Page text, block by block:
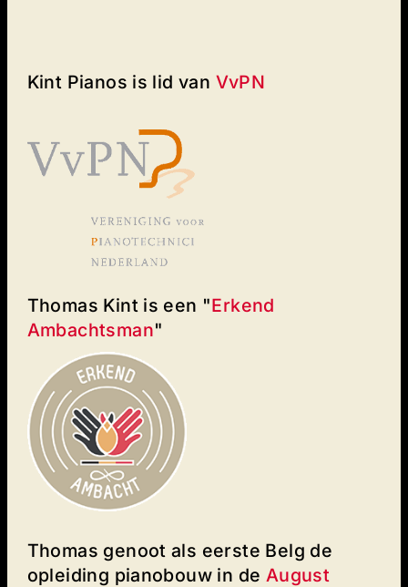
Kint Pianos is lid van VvPN
Thomas Kint is een "Erkend
Ambachtsman"
Thomas genoot als eerste Belg de
opleiding pianobouw in de August